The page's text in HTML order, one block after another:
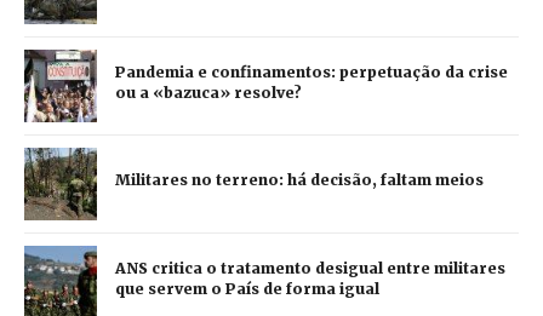
Pandemia e confinamentos: perpetuação da crise
ou a «bazuca» resolve?
Militares no terreno: há decisão, faltam meios
ANS critica o tratamento desigual entre militares
que servem o País de forma igual